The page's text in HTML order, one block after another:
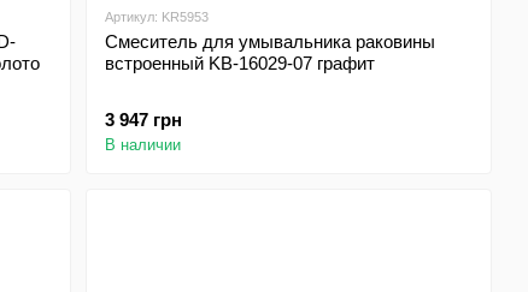
Артикул: KR5953
Смеситель для умывальника раковины
встроенный KB-16029-07 графит
3 947 грн
В наличии